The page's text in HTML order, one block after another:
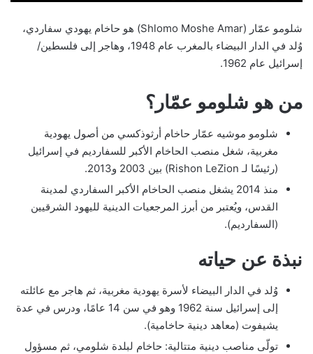
شلومو عمّار (Shlomo Moshe Amar) هو حاخام يهودي سفاردي،
وُلد في الدار البيضاء بالمغرب عام 1948، وهاجر إلى فلسطين/
إسرائيل عام 1962.
من هو شلومو عمّار؟
شلومو موشيه عمّار حاخام أرثوذكسي من أصول يهودية
مغربية، شغل منصب الحاخام الأكبر للسفارديم في إسرائيل
(رئيسًا لـ Rishon LeZion) بين 2003 و2013.
منذ 2014 يشغل منصب الحاخام الأكبر السفاردي لمدينة
القدس، ويُعتبر من أبرز المرجعيات الدينية لليهود الشرقيين
(السفارديم).
نبذة عن حياته
وُلد في الدار البيضاء لأسرة يهودية مغربية، ثم هاجر مع عائلته
إلى إسرائيل سنة 1962 وهو في سن 14 عامًا، ودرس في عدة
يشيفوت (معاهد دينية حاخامية).
تولّى مناصب دينية متتالية: حاخام لبلدة شلومي، ثم مسؤول